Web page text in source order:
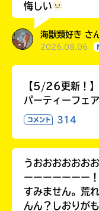
悔しい
海獣類好き さ
2026.08.06
【5/26更新！】
パーティーフェ
コメント 314
うおおおおおお
ーーーーーーー
すみません。荒れ
んん？しおりが